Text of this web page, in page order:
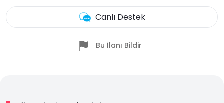
Canlı Destek
Bu İlanı Bildir